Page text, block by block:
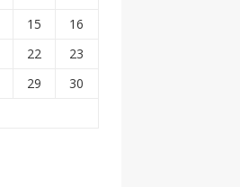
15
16
22
23
29
30